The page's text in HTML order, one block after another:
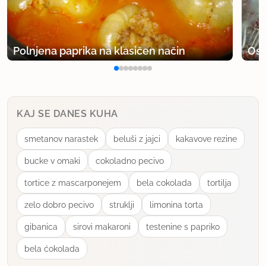
beva
član od 2010 741 sporočil
2.10.2010 ob 20:59
sem, da se res kar topi v ustih, joj bi jo kar zdajle
lahko en kos zmazala:)
uporabno
Stasa
član od 2002 299 sporočil
9.10.2010 ob 13:49
Obožujem torte brez moke in tale mora biti prava
poslastica. Je že shranjen v beležko.
Polnjena paprika na klasičen način
KAJ SE DANES KUHA
smetanov narastek beluši z jajci kakavove rezine
bucke v omaki cokoladno pecivo
tortice z mascarponejem bela cokolada tortilja
zelo dobro pecivo struklji limonina torta
gibanica sirovi makaroni testenine s papriko
bela ćokolada